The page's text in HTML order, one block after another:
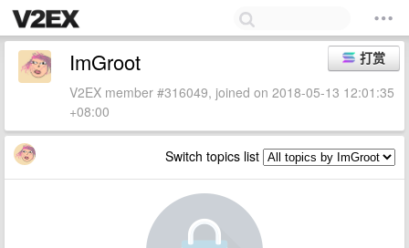
打赏
ImGroot
V2EX member #316049, joined on 2018-05-13 12:01:35
+08:00
Switch topics list